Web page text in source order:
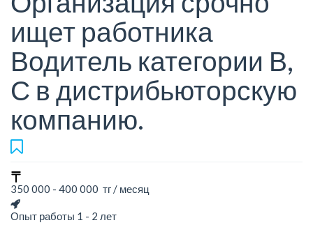
ищет работника
Водитель категории В,
С в дистрибьюторскую
компанию.
350 000 - 400 000 тг / месяц
Опыт работы 1 - 2 лет